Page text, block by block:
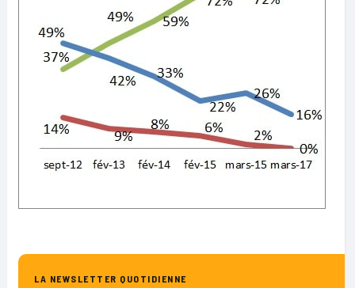
LA NEWSLETTER QUOTIDIENNE